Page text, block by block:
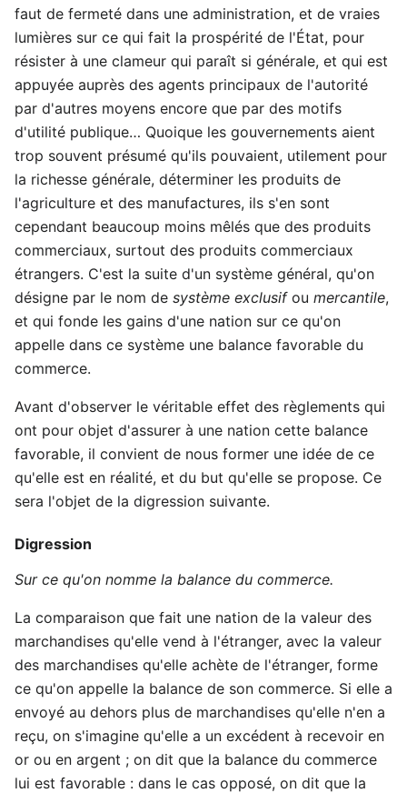
faut de fermeté dans une administration, et de vraies
lumières sur ce qui fait la prospérité de l'État, pour
résister à une clameur qui paraît si générale, et qui est
appuyée auprès des agents principaux de l'autorité
par d'autres moyens encore que par des motifs
d'utilité publique… Quoique les gouvernements aient
trop souvent présumé qu'ils pouvaient, utilement pour
la richesse générale, déterminer les produits de
l'agriculture et des manufactures, ils s'en sont
cependant beaucoup moins mêlés que des produits
commerciaux, surtout des produits commerciaux
étrangers. C'est la suite d'un système général, qu'on
désigne par le nom de système exclusifou mercantile,
et qui fonde les gains d'une nation sur ce qu'on
appelle dans ce système une balance favorable du
commerce.
Avant d'observer le véritable effet des règlements qui
ont pour objet d'assurer à une nation cette balance
favorable, il convient de nous former une idée de ce
qu'elle est en réalité, et du but qu'elle se propose. Ce
sera l'objet de la digression suivante.
Digression
Sur ce qu'on nomme la balance du commerce.
La comparaison que fait une nation de la valeur des
marchandises qu'elle vend à l'étranger, avec la valeur
des marchandises qu'elle achète de l'étranger, forme
ce qu'on appelle la balance de son commerce. Si elle a
envoyé au dehors plus de marchandises qu'elle n'en a
reçu, on s'imagine qu'elle a un excédent à recevoir en
or ou en argent ; on dit que la balance du commerce
lui est favorable : dans le cas opposé, on dit que la